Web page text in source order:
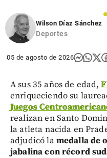
1
Wilson Díaz Sánchez
Deportes
05 de agosto de 2026
A sus 35 años de edad,
enriqueciendo su
Juegos
realizan en Santo
la atleta nacida en
adjudicó lamedalla de
jabalina con récord